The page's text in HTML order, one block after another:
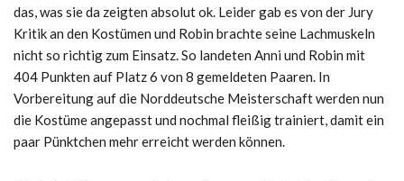
das, was sie da zeigten absolut ok. Leider gab es von der Jury
Kritik an den Kostümen und Robin brachte seine Lachmuskeln
nicht so richtig zum Einsatz. So landeten Anni und Robin mit
404 Punkten auf Platz 6 von 8 gemeldeten Paaren. In
Vorbereitung auf die Norddeutsche Meisterschaft werden nun
die Kostüme angepasst und nochmal fleißig trainiert, damit ein
paar Pünktchen mehr erreicht werden können.